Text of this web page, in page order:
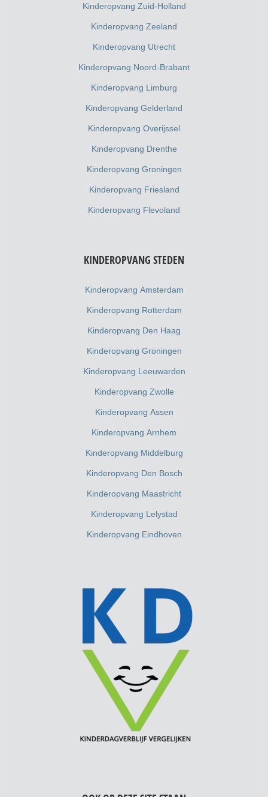
Kinderopvang Zuid-Holland
Kinderopvang Zeeland
Kinderopvang Utrecht
Kinderopvang Noord-Brabant
Kinderopvang Limburg
Kinderopvang Gelderland
Kinderopvang Overijssel
Kinderopvang Drenthe
Kinderopvang Groningen
Kinderopvang Friesland
Kinderopvang Flevoland
KINDEROPVANG STEDEN
Kinderopvang Amsterdam
Kinderopvang Rotterdam
Kinderopvang Den Haag
Kinderopvang Groningen
Kinderopvang Leeuwarden
Kinderopvang Zwolle
Kinderopvang Assen
Kinderopvang Arnhem
Kinderopvang Middelburg
Kinderopvang Den Bosch
Kinderopvang Maastricht
Kinderopvang Lelystad
Kinderopvang Eindhoven